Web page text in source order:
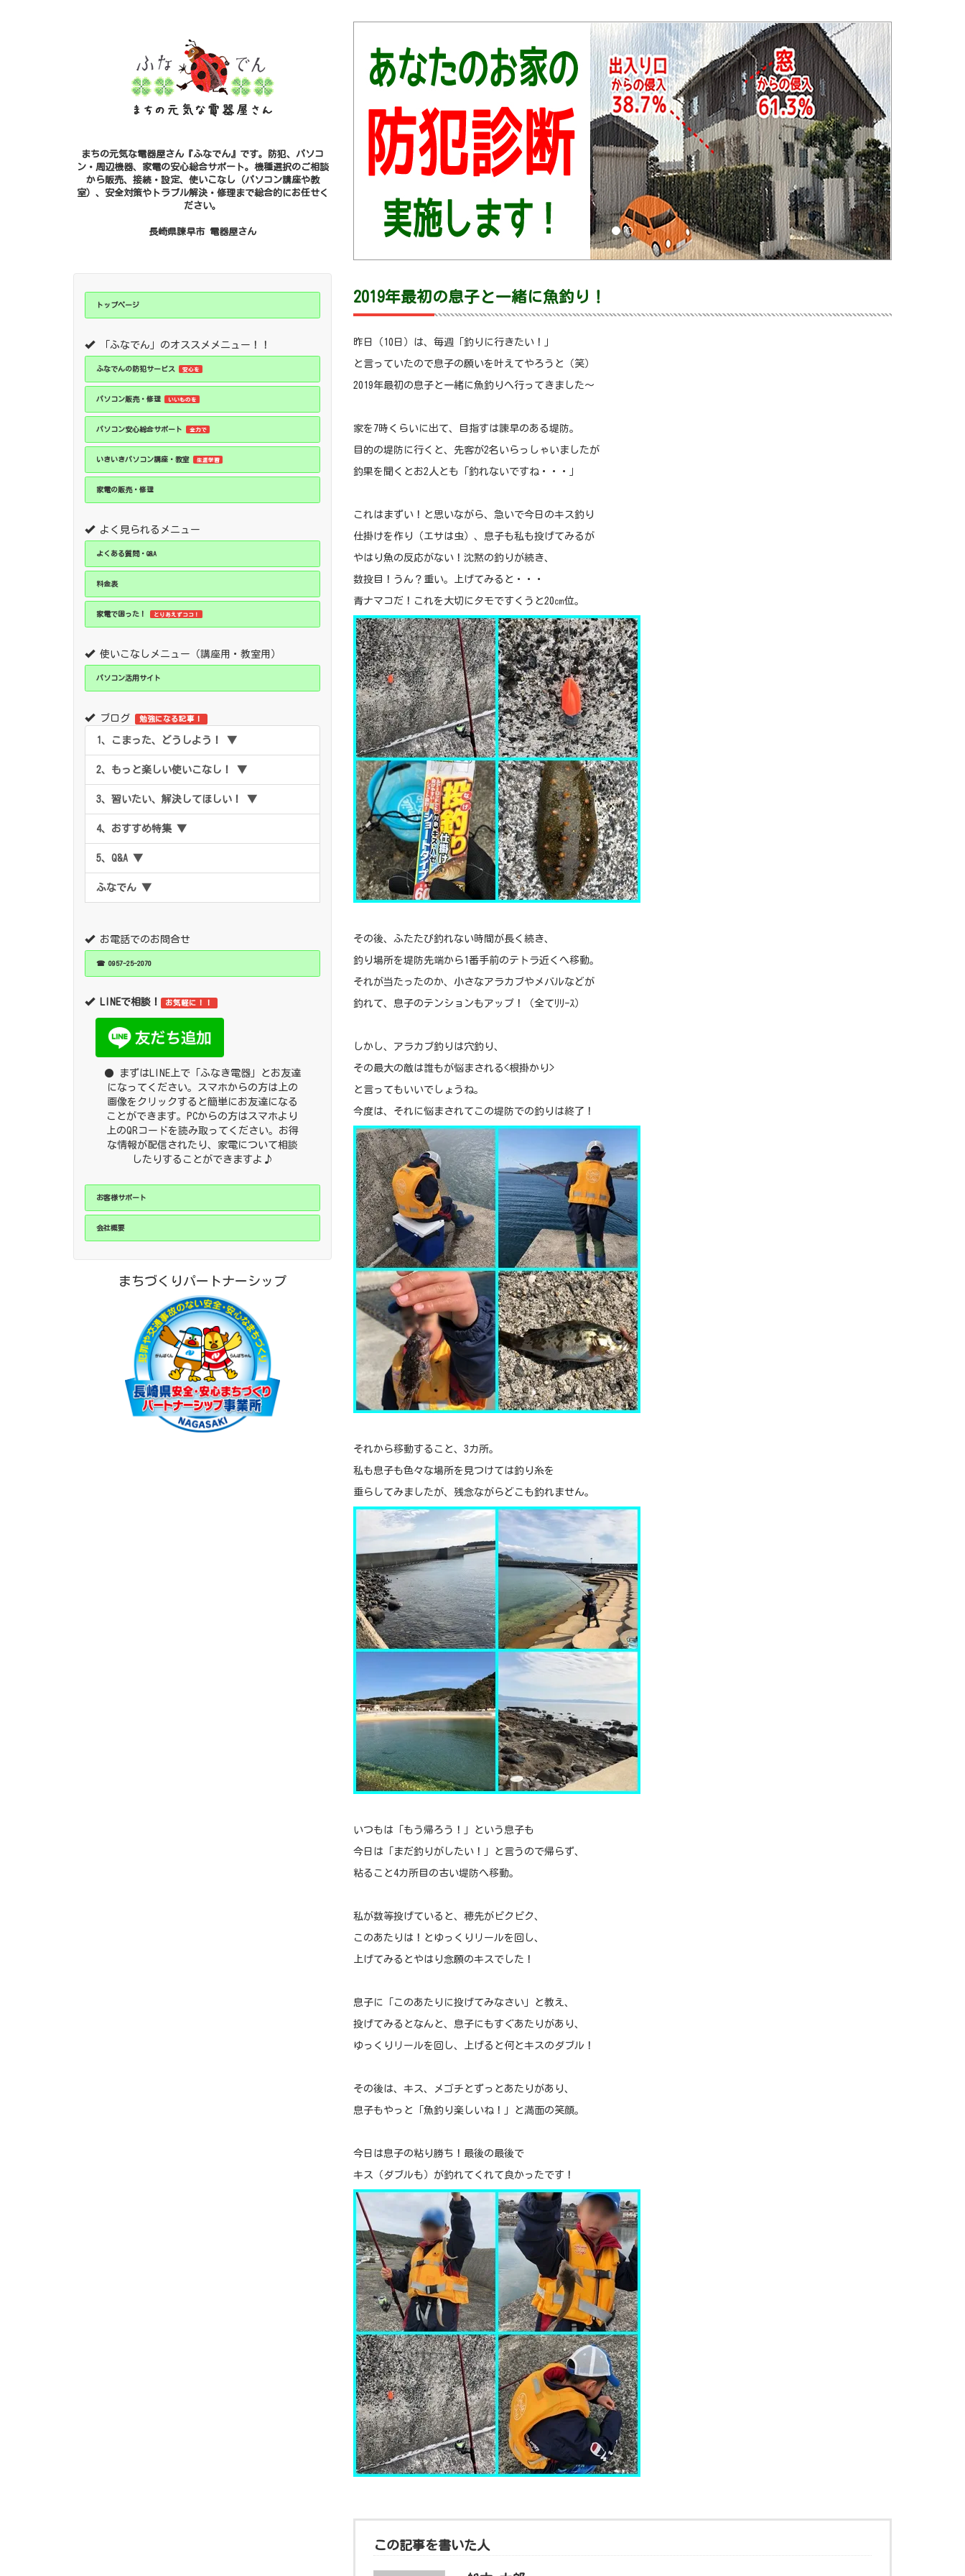
まちの元気な電器屋さん『ふなでん』です。防犯、パソコ
ン・周辺機器、家電の安心総合サポート。機種選択のご相談
から販売、接続・設定、使いこなし（パソコン講座や教
室）、安全対策やトラブル解決・修理まで総合的にお任せく
ださい。
長崎県諫早市 電器屋さん
トップページ
「ふなでん」のオススメメニュー！！
ふなでんの防犯サービス 安心を
パソコン販売・修理 いいものを
パソコン安心総合サポート 全力で
いきいきパソコン講座・教室 生涯学習
家電の販売・修理
よく見られるメニュー
よくある質問・Q&A
料金表
家電で困った！ とりあえずココ！
使いこなしメニュー（講座用・教室用）
パソコン活用サイト
ブログ 勉強になる記事！
1、こまった、どうしよう！ ▼
2、もっと楽しい使いこなし！ ▼
3、習いたい、解決してほしい！ ▼
4、おすすめ特集 ▼
5、Q&A ▼
ふなでん ▼
お電話でのお問合せ
☎ 0957-25-2070
LINEで相談！ お気軽に！！
● まずはLINE上で「ふなき電器」とお友達
になってください。スマホからの方は上の
画像をクリックすると簡単にお友達になる
ことができます。PCからの方はスマホより
上のQRコードを読み取ってください。お得
な情報が配信されたり、家電について相談
したりすることができますよ♪
お客様サポート
会社概要
まちづくりパートナーシップ
2019年最初の息子と一緒に魚釣り！
昨日（10日）は、毎週「釣りに行きたい！」
と言っていたので息子の願いを叶えてやろうと（笑）
2019年最初の息子と一緒に魚釣りへ行ってきました～
家を7時くらいに出て、目指すは諫早のある堤防。
目的の堤防に行くと、先客が2名いらっしゃいましたが
釣果を聞くとお2人とも「釣れないですね・・・」
これはまずい！と思いながら、急いで今日のキス釣り
仕掛けを作り（エサは虫）、息子も私も投げてみるが
やはり魚の反応がない！沈黙の釣りが続き、
数投目！うん？重い。上げてみると・・・
青ナマコだ！これを大切にタモですくうと20㎝位。
その後、ふたたび釣れない時間が長く続き、
釣り場所を堤防先端から1番手前のテトラ近くへ移動。
それが当たったのか、小さなアラカブやメバルなどが
釣れて、息子のテンションもアップ！（全てﾘﾘｰｽ）
しかし、アラカブ釣りは穴釣り、
その最大の敵は誰もが悩まされる<根掛かり>
と言ってもいいでし ょうね。
今度は、それに悩まされてこの堤防での釣りは終了！
それから移動すること、3カ所。
私も息子も色々な場所を見つけては釣り糸を
垂らしてみましたが、残念ながらどこも釣れません。
いつもは「もう帰ろう！」という息子も
今日は「まだ釣りがしたい！」と言うので帰らず、
粘ること4カ所目の古い堤防へ移動。
私が数等投げていると、穂先がピクピク、
このあたりは！とゆっくりリールを回し、
上げてみるとやはり念願のキスでした！
息子に「このあたりに投げてみなさい」と教え、
投げてみるとなんと、息子にもすぐあたりがあり、
ゆっくりリールを回し、上げると何とキスのダブル！
その後は、キス、メゴチとずっとあたりがあり、
息子もやっと「魚釣り楽しいね！」と満面の笑顔。
今日は息子の粘り勝ち！最後の最後で
キス（ダブルも）が釣れてくれて良かったです！
この記事を書いた人